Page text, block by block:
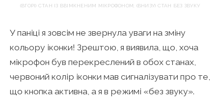
(ВГОРІ) СТАН ІЗ ВВІМКНЕНИМ МІКРОФОНОМ; (ВНИЗУ) СТАН БЕЗ ЗВУКУ
У паніці я зовсім не звернула уваги на зміну
кольору іконки! Зрештою, я виявила, що, хоча
мікрофон був перекреслений в обох станах,
червоний колір іконки мав сигналізувати про те,
що кнопка активна, а я в режимі «без звуку».